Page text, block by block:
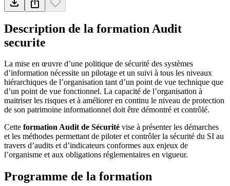
Description de la formation Audit
securite
La mise en œuvre d’une politique de sécurité des systèmes
d’information nécessite un pilotage et un suivi à tous les niveaux
hiérarchiques de l’organisation tant d’un point de vue technique que
d’un point de vue fonctionnel. La capacité de l’organisation à
maitriser les risques et à améliorer en continu le niveau de protection
de son patrimoine informationnel doit être démontré et contrôlé.
Cette formation Audit de Sécurité vise à présenter les démarches
et les méthodes permettant de piloter et contrôler la sécurité du SI au
travers d’audits et d’indicateurs conformes aux enjeux de
l’organisme et aux obligations réglementaires en vigueur.
Programme de la formation